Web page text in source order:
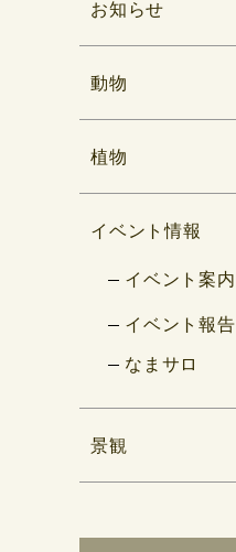
お知らせ
動物
植物
イベント情報
イベント案内
イベント報告
なまサロ
景観